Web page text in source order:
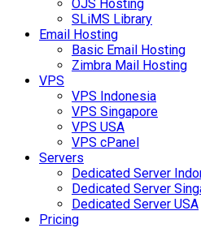
OJS Hosting
SLiMS Library
Email Hosting
Basic Email Hosting
Zimbra Mail Hosting
VPS
VPS Indonesia
VPS Singapore
VPS USA
VPS cPanel
Servers
Dedicated Server
Dedicated Server
Dedicated Server USA
Pricing